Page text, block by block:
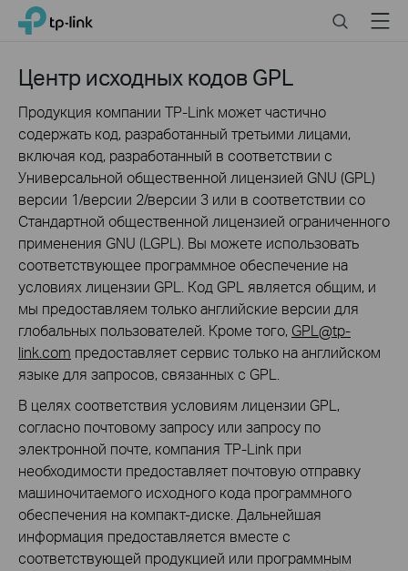
Click
navigation
TP-Link, Reliably Smart SearchMenu
Центр исходных кодов GPL
Продукция компании TP-Link может частично
содержать код, разработанный третьими лицами,
включая код, разработанный в соответствии с
Универсальной общественной лицензией GNU (GPL)
версии 1/версии 2/версии 3 или в соответствии со
Стандартной общественной лицензией ограниченного
применения GNU (LGPL). Вы можете использовать
соответствующее программное обеспечение на
условиях лицензии GPL. Код GPL является общим, и
мы предоставляем только английские версии для
глобальных пользователей. Кроме того, GPL@tp-
link.com предоставляет сервис только на английском
языке для запросов, связанных с GPL.
В целях соответствия условиям лицензии GPL,
согласно почтовому запросу или запросу по
электронной почте, компания TP-Link при
необходимости предоставляет почтовую отправку
машиночитаемого исходного кода программного
обеспечения на компакт-диске. Дальнейшая
информация предоставляется вместе с
соответствующей продукцией или программным